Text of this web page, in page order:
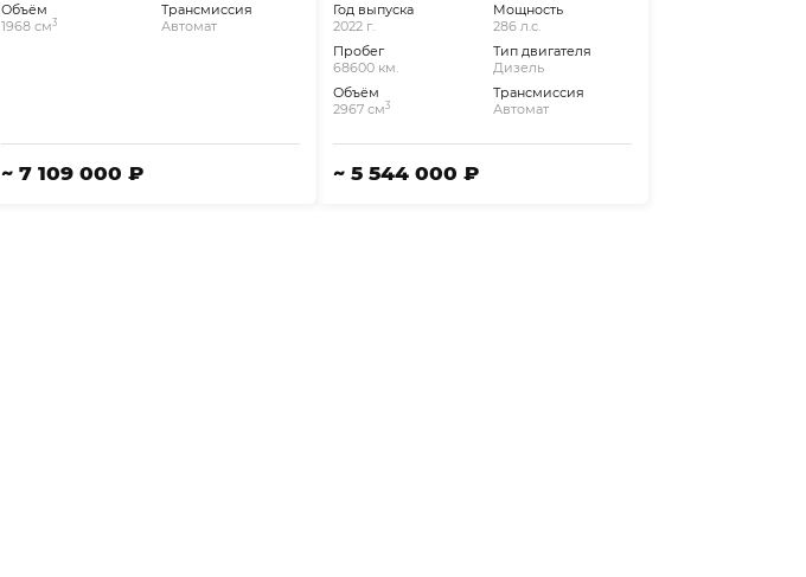
Объём
1968 см3
Трансмиссия
Автомат
~ 7 109 000 ₽
Год выпуска
2022 г.
Пробег
68600 км.
Объём
2967 см3
Мощность
286 л.с.
Тип двигателя
Дизель
Трансмиссия
Автомат
~ 5 544 000 ₽